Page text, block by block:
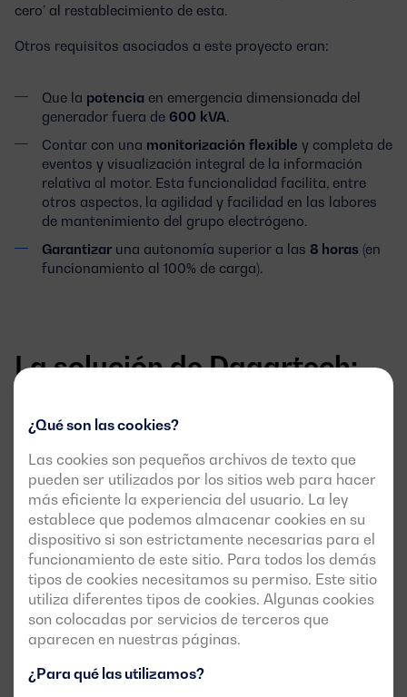
¿Qué son las cookies?
Las cookies son pequeños archivos de texto que
pueden ser utilizados por los sitios web para hacer
más eficiente la experiencia del usuario. La ley
establece que podemos almacenar cookies en su
dispositivo si son estrictamente necesarias para el
funcionamiento de este sitio. Para todos los demás
tipos de cookies necesitamos su permiso. Este sitio
utiliza diferentes tipos de cookies. Algunas cookies
son colocadas por servicios de terceros que
aparecen en nuestras páginas.
¿Para qué las utilizamos?
cero’ al restablecimiento de esta.
Otros requisitos asociados a este proyecto eran:
Que la potencia en emergencia dimensionada del
generador fuera de 600 kVA.
Contar con una monitorización flexible y completa de
eventos y visualización integral de la información
relativa al motor. Esta funcionalidad facilita, entre
otros aspectos, la agilidad y facilidad en las labores
de mantenimiento del grupo electrógeno.
Garantizar una autonomía superior a las 8 horas (en
funcionamiento al 100% de carga).
La solución de Dagartech:
un grupo electrógeno a
prueba de fallos